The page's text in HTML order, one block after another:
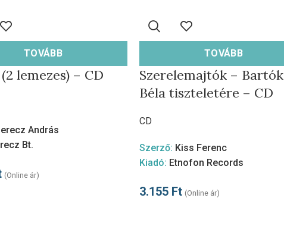
TOVÁBB
lemezes) – CD
András
Bt.
(Online ár)
TOVÁBB
Szerelemajtók – Bartók
Béla tiszteletére – CD
CD
Szerző: Kiss Ferenc
Kiadó: Etnofon Records
3.155 Ft (Online ár)